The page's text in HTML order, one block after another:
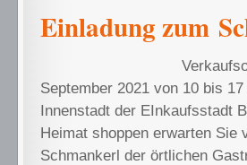
Einladung zum
September 2021 von 10 bis
Innenstadt der EInkaufsstadt
Heimat shoppen erwarten Sie
Schmankerl der örtlichen